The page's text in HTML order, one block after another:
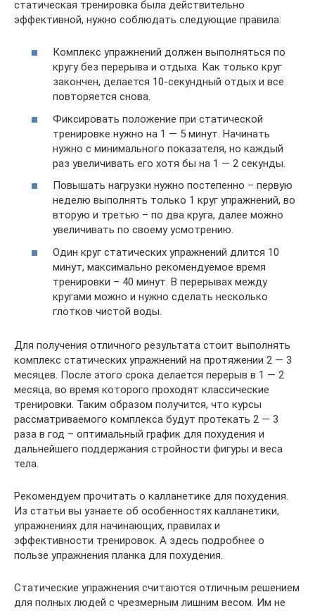
статическая тренировка была действительно
эффективной, нужно соблюдать следующие правила:
Комплекс упражнений должен выполняться по
кругу без перерыва и отдыха. Как только круг
закончен, делается 10-секундный отдых и все
повторяется снова.
Фиксировать положение при статической
тренировке нужно на 1 — 5 минут. Начинать
нужно с минимального показателя, но каждый
раз увеличивать его хотя бы на 1 — 2 секунды.
Повышать нагрузки нужно постепенно – первую
неделю выполнять только 1 круг упражнений, во
вторую и третью – по два круга, далее можно
увеличивать по своему усмотрению.
Один круг статических упражнений длится 10
минут, максимально рекомендуемое время
тренировки – 40 минут. В перерывах между
кругами можно и нужно сделать несколько
глотков чистой воды.
Для получения отличного результата стоит выполнять
комплекс статических упражнений на протяжении 2 — 3
месяцев. После этого срока делается перерыв в 1 — 2
месяца, во время которого проходят классические
тренировки. Таким образом получится, что курсы
рассматриваемого комплекса будут протекать 2 — 3
раза в год – оптимальный график для похудения и
дальнейшего поддержания стройности фигуры и веса
тела.
Рекомендуем прочитать о калланетике для похудения.
Из статьи вы узнаете об особенностях калланетики,
упражнениях для начинающих, правилах и
эффективности тренировок. А здесь подробнее о
пользе упражнения планка для похудения.
Статические упражнения считаются отличным решением
для полных людей с чрезмерным лишним весом. Им не